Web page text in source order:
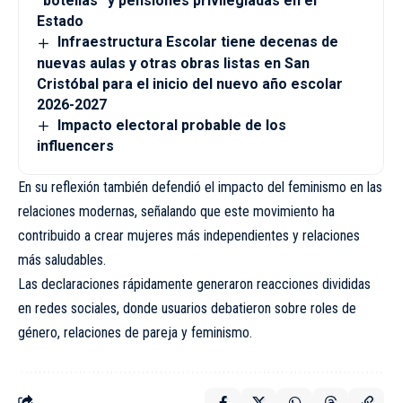
Estado
Infraestructura Escolar tiene decenas de
nuevas aulas y otras obras listas en San
Cristóbal para el inicio del nuevo año escolar
2026-2027
Impacto electoral probable de los
influencers
En su reflexión también defendió el impacto del feminismo en las
relaciones modernas, señalando que este movimiento ha
contribuido a crear mujeres más independientes y relaciones
más saludables.
Las declaraciones rápidamente generaron reacciones divididas
en redes sociales, donde usuarios debatieron sobre roles de
género, relaciones de pareja y feminismo.